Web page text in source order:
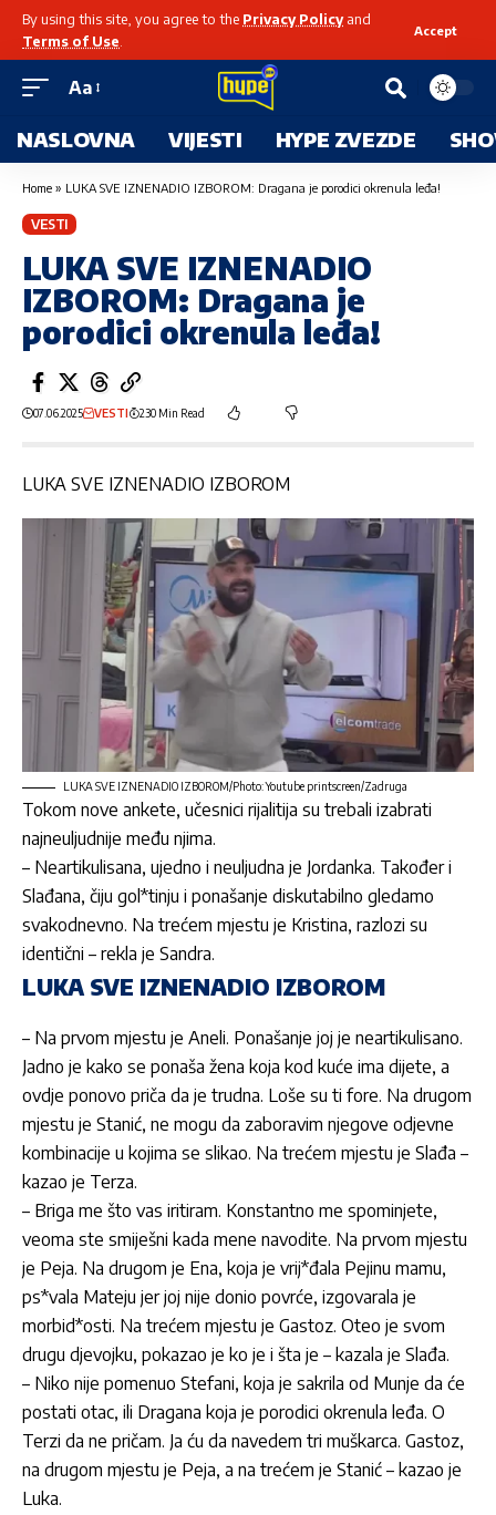
By using this site, you agree to the Privacy Policyand
Terms of Use
Accept
Aa
NASLOVNA VIJESTI HYPE ZVEZDE
Home » LUKA SVE IZNENADIO IZBOROM: Dragana je porodici okrenula leđa!
VESTI
LUKA SVE IZNENADIO
IZBOROM: Dragana je
porodici okrenula leđa!
07.06.2025 VESTI 230 Min Read
LUKA SVE IZNENADIO IZBOROM
LUKA SVE IZNENADIO IZBOROM/Photo: Youtube printscreen/Zadruga
Tokom nove ankete, učesnici rijalitija su trebali izabrati
najneuljudnije među njima.
– Neartikulisana, ujedno i neuljudna je Jordanka. Također i
Slađana, čiju gol*tinju i ponašanje diskutabilno gledamo
svakodnevno. Na trećem mjestu je Kristina, razlozi su
identični – rekla je Sandra.
LUKA SVE IZNENADIO IZBOROM
– Na prvom mjestu je Aneli. Ponašanje joj je neartikulisano.
Jadno je kako se ponaša žena koja kod kuće ima dijete, a
ovdje ponovo priča da je trudna. Loše su ti fore. Na drugom
mjestu je Stanić, ne mogu da zaboravim njegove odjevne
kombinacije u kojima se slikao. Na trećem mjestu je Slađa –
kazao je Terza.
– Briga me što vas iritiram. Konstantno me spominjete,
veoma ste smiješni kada mene navodite. Na prvom mjestu
je Peja. Na drugom je Ena, koja je vrij*đala Pejinu mamu,
ps*vala Mateju jer joj nije donio povrće, izgovarala je
morbid*osti. Na trećem mjestu je Gastoz. Oteo je svom
drugu djevojku, pokazao je ko je i šta je – kazala je Slađa.
– Niko nije pomenuo Stefani, koja je sakrila od Munje da će
postati otac, ili Dragana koja je porodici okrenula leđa. O
Terzi da ne pričam. Ja ću da navedem tri muškarca. Gastoz,
na drugom mjestu je Peja, a na trećem je Stanić – kazao je
Luka.